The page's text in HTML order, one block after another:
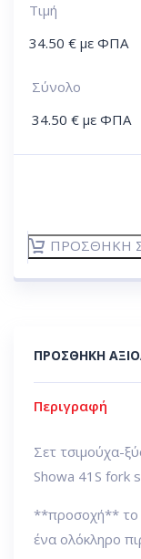
Τιμή
34.50 € με ΦΠΑ
Σύνολο
34.50 € με ΦΠΑ
ΠΡΟΣΘΉΚΗ
ΠΡΟΣΘΉΚΗ
Περιγραφή
Σετ τσιμούχα-
Showa 41S fork
**προσοχή** το
ένα ολόκληρο